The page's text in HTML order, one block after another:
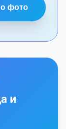
фото
и